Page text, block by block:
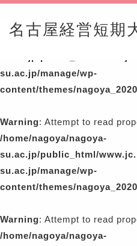
Warning: Attempt to read
/home/nagoya/nagoya-
su.ac.jp/manage/wp-
content/themes/
Warning: Attempt to read
/home/nagoya/nagoya-
su.ac.jp/public_html/
su.ac.jp/manage/wp-
content/themes/
Warning: Attempt to read
/home/nagoya/nagoya-
名古屋経営短期